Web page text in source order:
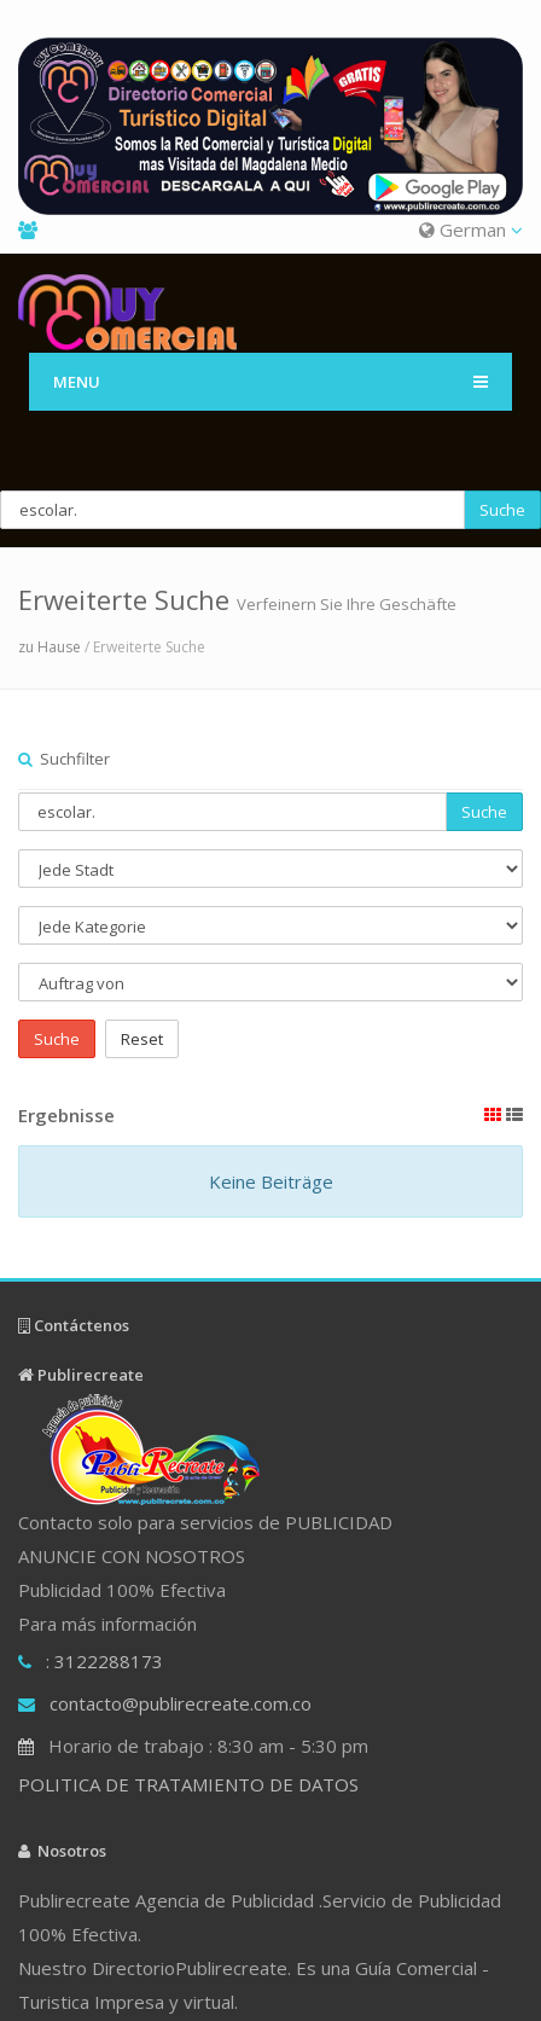
German
MENU
Suche
Erweiterte Suche Verfeinern Sie Ihre Geschäfte
zu Hause / Erweiterte Suche
Suchfilter
Suche
Suche Reset
Ergebnisse
Keine Beiträge
Contáctenos
Publirecreate
Contacto solo para servicios de PUBLICIDAD
ANUNCIE CON NOSOTROS
Publicidad 100% Efectiva
Para más información
: 3122288173
contacto@publirecreate.com.co
Horario de trabajo : 8:30 am - 5:30 pm
POLITICA DE TRATAMIENTO DE DATOS
Nosotros
Publirecreate Agencia de Publicidad .Servicio de Publicidad
100% Efectiva.
Nuestro DirectorioPublirecreate. Es una Guía Comercial -
Turistica Impresa y virtual.